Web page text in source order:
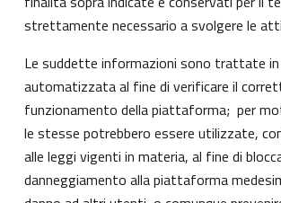
strettamente necessario a svolgere le
Le suddette informazioni sono trattate
automatizzata al fine di verificare il
funzionamento della piattaforma; per
le stesse potrebbero essere utilizzate,
alle leggi vigenti in materia, al fine di
danneggiamento alla piattaforma